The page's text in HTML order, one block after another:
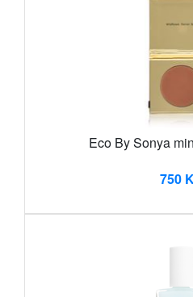
Eco By Sonya
750